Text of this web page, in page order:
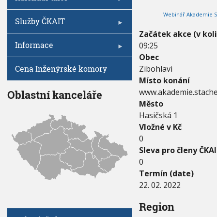
-
2
2
.
0
2
.
2
0
2
2
Webinář Akademie
Začátek akce (v
09:25
Obec
Zibohlavi
Místo konání
Město
Hasičská 1
Vložné v Kč
0
Sleva pro členy
0
Termín (date)
22. 02. 2022
Region
Služby ČKAIT
Informace
Cena Inženýrské komory
Oblastní kanceláře